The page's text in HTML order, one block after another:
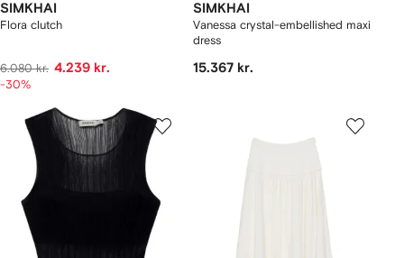
SIMKHAI
Flora clutch
6.080 kr. 4.239 kr.
-30%
SIMKHAI
Vanessa crystal-embellished maxi
dress
15.367 kr.